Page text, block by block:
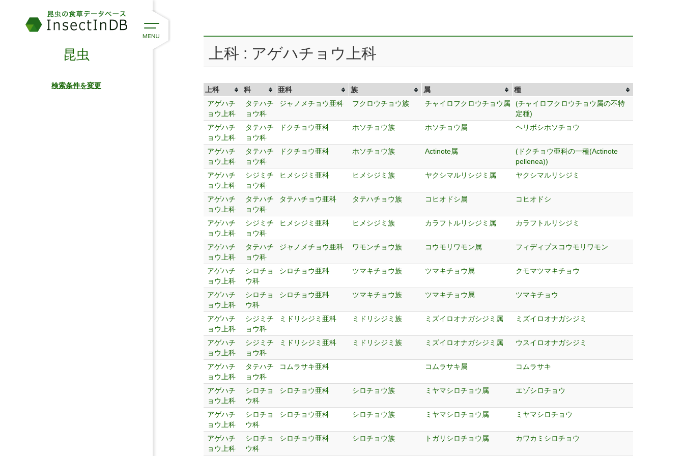
上科 : アゲハチョウ上科
上科 科 亜科 族 属
種
アゲハチ
ョウ上科
タテハチ
ョウ科
ジャノメチョウ亜科 フクロウチョウ族 チャイロフクロウチョウ属
(チャイロフクロウチョウ属の不特
定種)
アゲハチ
ョウ上科
タテハチ
ョウ科
ドクチョウ亜科 ホソチョウ族 ホソチョウ属 ヘリボシホソチョウ
アゲハチ
ョウ上科
タテハチ
ョウ科
ドクチョウ亜科 ホソチョウ族 Actinote属
(ドクチョウ亜科の一種(Actinote
pellenea))
アゲハチ
ョウ上科
シジミチ
ョウ科
ヒメシジミ亜科 ヒメシジミ族 ヤクシマルリシジミ属 ヤクシマルリシジミ
アゲハチ
ョウ上科
タテハチ
ョウ科
タテハチョウ亜科 タテハチョウ族 コヒオドシ属 コヒオドシ
アゲハチ
ョウ上科
シジミチ
ョウ科
ヒメシジミ亜科 ヒメシジミ族 カラフトルリシジミ属 カラフトルリシジミ
アゲハチ
ョウ上科
タテハチ
ョウ科
ジャノメチョウ亜科 ワモンチョウ族 コウモリワモン属 フィディプスコウモリワモン
アゲハチ
ョウ上科
シロチョ
ウ科
シロチョウ亜科 ツマキチョウ族 ツマキチョウ属 クモマツマキチョウ
アゲハチ
ョウ上科
シロチョ
ウ科
シロチョウ亜科 ツマキチョウ族 ツマキチョウ属 ツマキチョウ
アゲハチ
ョウ上科
シジミチ
ョウ科
ミドリシジミ亜科 ミドリシジミ族 ミズイロオナガシジミ属 ミズイロオナガシジミ
アゲハチ
ョウ上科
シジミチ
ョウ科
ミドリシジミ亜科 ミドリシジミ族 ミズイロオナガシジミ属 ウスイロオナガシジミ
アゲハチ
ョウ上科
タテハチ
ョウ科
コムラサキ亜科 コムラサキ属 コムラサキ
アゲハチ
ョウ上科
シロチョ
ウ科
シロチョウ亜科 シロチョウ族 ミヤマシロチョウ属 エゾシロチョウ
アゲハチ
ョウ上科
シロチョ
ウ科
シロチョウ亜科 シロチョウ族 ミヤマシロチョウ属 ミヤマシロチョウ
アゲハチ
ョウ上科
シロチョ
ウ科
シロチョウ亜科 シロチョウ族 トガリシロチョウ属 カワカミシロチョウ
昆虫
検索条件を変更